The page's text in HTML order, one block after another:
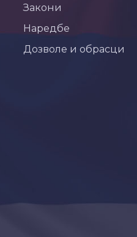
Закони
Наредбе
Дозволе и обрасци